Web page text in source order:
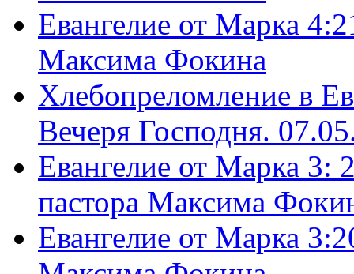
Евангелие от Марка
Максима Фокина
Хлебопреломление в
Вечеря Господня.
Евангелие от Марка 3:
пастора Максима
Евангелие от Марка